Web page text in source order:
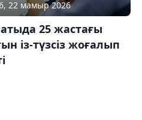
22 мамыр 2026
25 жастағы
із-түзсіз жоғалып